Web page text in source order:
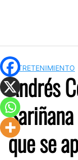
ENTRETENIMIENTO
Andrés
que se